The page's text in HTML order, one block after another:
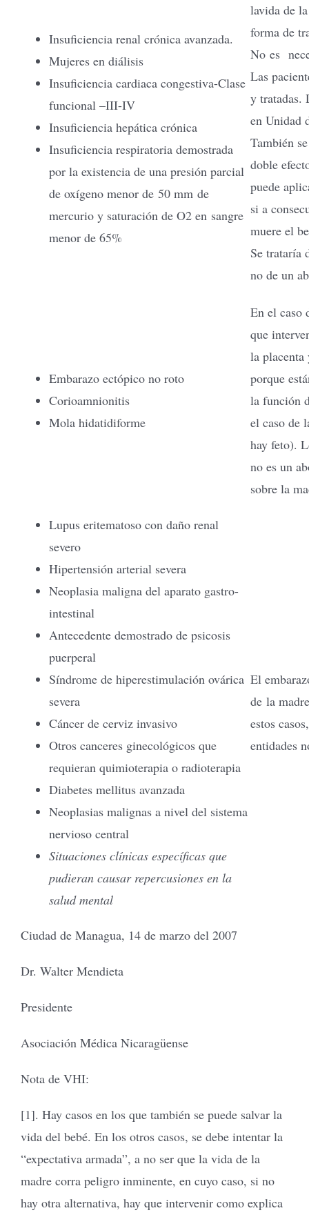
Insuficiencia renal crónica avanzada.
Mujeres en diálisis
Insuficiencia cardiaca congestiva-Clase
funcional –III-IV
Insuficiencia hepática crónica
Insuficiencia respiratoria demostrada
por la existencia de una presión parcial
de oxígeno menor de 50 mm de
mercurio y saturación de O2 en sangre
menor de 65%
lavida de
forma de
No es
Las
y tratadas.
en Unidad
También
doble
puede
si a
muere el
Se trataría
no de un
Embarazo ectópico no roto
Corioamnionitis
Mola hidatidiforme
En el caso
que
la placenta
porque
la función
el caso de
hay feto).
no es un
sobre la
Lupus eritematoso con daño renal
severo
Hipertensión arterial severa
Neoplasia maligna del aparato gastro-
intestinal
Antecedente demostrado de psicosis
puerperal
Síndrome de hiperestimulación ovárica
severa
Cáncer de cerviz invasivo
Otros canceres ginecológicos que
requieran quimioterapia o radioterapia
Diabetes mellitus avanzada
Neoplasias malignas a nivel del sistema
nervioso central
Situaciones clínicas específicas que
pudieran causar repercusiones en la
salud mental
El
de la
estos
entidades
Ciudad de Managua, 14 de marzo del 2007
Dr. Walter Mendieta
Presidente
Asociación Médica Nicaragüense
Nota de VHI:
[1]. Hay casos en los que también se puede salvar la
vida del bebé. En los otros casos, se debe intentar la
“expectativa armada”, a no ser que la vida de la
madre corra peligro inminente, en cuyo caso, si no
hay otra alternativa, hay que intervenir como explica